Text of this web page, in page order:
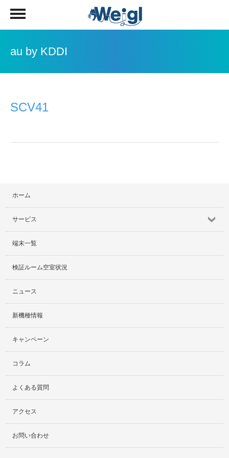
au by KDDI
SCV41
ホーム
サービス
サービス紹介
社外貸出プラン
検証ルーム
料金プラン
レンタルルームプラン
お手軽検証パック
端末一覧
検証ルーム空室状況
ニュース
新機種情報
キャンペーン
コラム
よくある質問
アクセス
お問い合わせ